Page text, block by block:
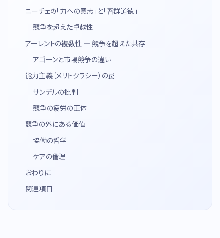
ニーチェの「力への意志」と「畜群道徳」
競争を超えた卓越性
アーレントの複数性 — 競争を超えた共存
アゴーンと市場競争の違い
能力主義（メリトクラシー）の罠
サンデルの批判
競争の疲労の正体
競争の外にある価値
協働の哲学
ケアの倫理
おわりに
関連項目